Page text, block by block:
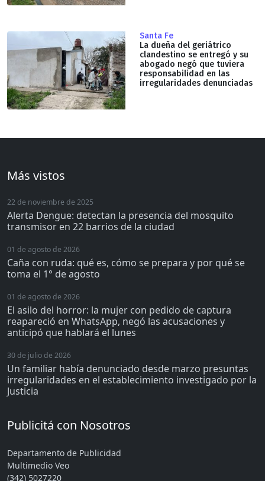
Santa Fe
La dueña del geriátrico
clandestino se entregó y su
abogado negó que tuviera
responsabilidad en las
irregularidades denunciadas
Más vistos
22 de noviembre de 2025
Alerta Dengue: detectan la presencia del mosquito
transmisor en 22 barrios de la ciudad
01 de agosto de 2026
Caña con ruda: qué es, cómo se prepara y por qué se
toma el 1° de agosto
01 de agosto de 2026
El asilo del horror: la mujer con pedido de captura
reapareció en WhatsApp, negó las acusaciones y
anticipó que hablará el lunes
30 de julio de 2026
Un familiar había denunciado desde marzo presuntas
irregularidades en el establecimiento investigado por la
Justicia
Publicitá con Nosotros
Departamento de Publicidad
Multimedio Veo
(342) 5027220